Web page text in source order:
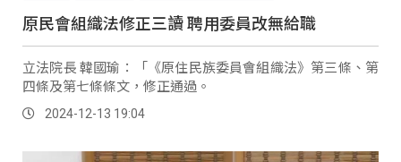
原民會組織法修正三讀 聘用委員改無給職
立法院長 韓國瑜：「《原住民族委員會組織法》第三條、第
四條及第七條條文，修正通過。
2024-12-13 19:04